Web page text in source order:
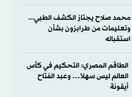
محمد صلاح يجتاز الكشف الطبي...
وتعليمات من طرابزون بشأن
استقباله
الطاقم المصري: التحكيم في كأس
العالم ليس سهلاً… وعبد الفتاح
أيقونة